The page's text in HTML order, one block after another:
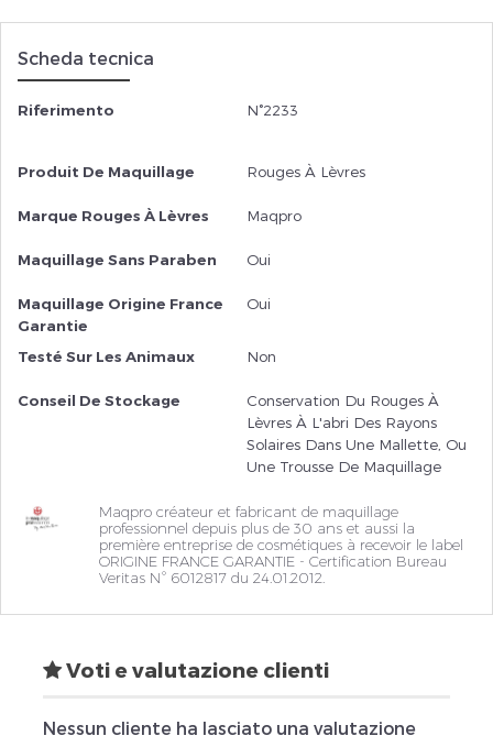
Scheda tecnica
Riferimento N°2233
Produit De Maquillage Rouges À Lèvres
Marque Rouges À Lèvres Maqpro
Maquillage Sans Paraben Oui
Maquillage Origine France
Garantie
Oui
Testé Sur Les Animaux Non
Conseil De Stockage
Conservation Du Rouges À
Lèvres À L'abri Des Rayons
Solaires Dans Une Mallette, Ou
Une Trousse De Maquillage
Maqpro créateur et fabricant de maquillage
professionnel depuis plus de 30 ans et aussi la
première entreprise de cosmétiques à recevoir le label
ORIGINE FRANCE GARANTIE - Certification Bureau
Veritas N° 6012817 du 24.01.2012.
Voti e valutazione clienti
Nessun cliente ha lasciato una valutazione